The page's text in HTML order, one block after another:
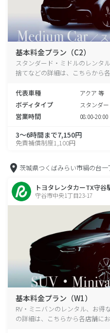
基本料金プラン（C2）
スタンダード・ミドルのレンタ
捨てなどの詳細は、こちらから
代表車種 アクア 等
ボディタイプ スタンダ
営業時間 08:00-20:00
3～6時間まで7,150円
免責補償制度1,100円
茨城県つくばみらい市絹の台一
トヨタレンタカーTX守谷
守谷市中央1丁目23-17
基本料金プラン（W1）
RV・ミニバンのレンタル、お得
の詳細は、こちらから各店舗に